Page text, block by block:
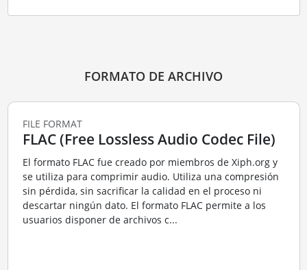
FORMATO DE ARCHIVO
FILE FORMAT
FLAC (Free Lossless Audio Codec File)
El formato FLAC fue creado por miembros de Xiph.org y
se utiliza para comprimir audio. Utiliza una compresión
sin pérdida, sin sacrificar la calidad en el proceso ni
descartar ningún dato. El formato FLAC permite a los
usuarios disponer de archivos c...